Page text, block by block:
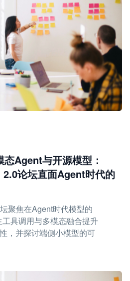
Agent与开源模型：
论坛直面Agent时代的
聚焦在Agent时代模型的
具调用与多模态融合提升
，并探讨端侧小模型的可